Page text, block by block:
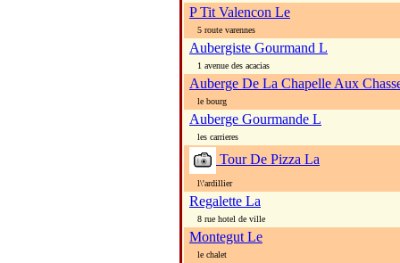
P Tit Valencon Le
5 route varennes
Aubergiste Gourmand L
1 avenue des acacias
Auberge De La Chapelle Aux
le bourg
Auberge Gourmande L
les carrieres
Tour De Pizza La
l\'ardillier
Regalette La
8 rue hotel de ville
Montegut Le
le chalet